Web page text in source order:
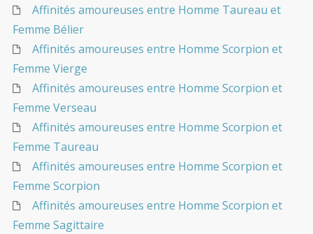
Affinités amoureuses entre Homme Taureau et
Femme Bélier
Affinités amoureuses entre Homme Scorpion et
Femme Vierge
Affinités amoureuses entre Homme Scorpion et
Femme Verseau
Affinités amoureuses entre Homme Scorpion et
Femme Taureau
Affinités amoureuses entre Homme Scorpion et
Femme Scorpion
Affinités amoureuses entre Homme Scorpion et
Femme Sagittaire